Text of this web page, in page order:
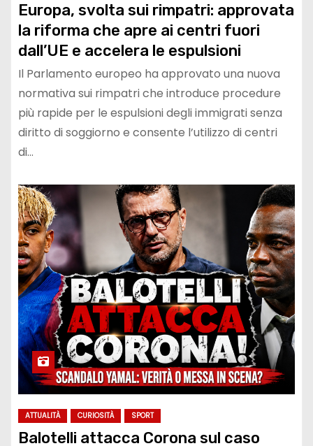
Europa, svolta sui rimpatri: approvata
la riforma che apre ai centri fuori
dall’UE e accelera le espulsioni
Il Parlamento europeo ha approvato una nuova
normativa sui rimpatri che introduce procedure
più rapide per le espulsioni degli immigrati senza
diritto di soggiorno e consente l’utilizzo di centri
di…
ATTUALITÀ CURIOSITÀ SPORT
Balotelli attacca Corona sul caso